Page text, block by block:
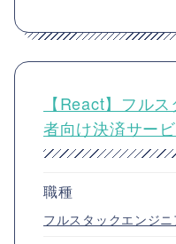
【React】フル
者向け決済サー
職種
フルスタックエンジニ